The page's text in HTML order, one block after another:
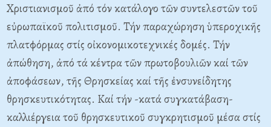
Χριστιανισμοῦ ἀπό τόν κατάλογο τῶν συντελεστῶν τοῦ
εὐρωπαϊκοῦ πολιτισμοῦ. Τήν παραχώρηση ὑπεροχικῆς
πλατφόρμας στίς οἰκονομικοτεχνικές δομές. Τήν
ἀπώθηση, ἀπό τά κέντρα τῶν πρωτοβουλιῶν καί τῶν
ἀποφάσεων, τῆς Θρησκείας καί τῆς ἐνσυνείδητης
θρησκευτικότητας. Καί τήν -κατά συγκατάβαση-
καλλιέργεια τοῦ θρησκευτικοῦ συγκρητισμοῦ μέσα στίς